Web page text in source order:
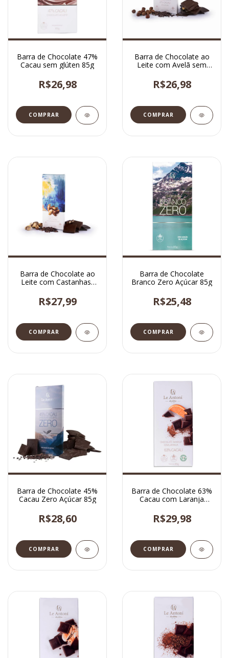
Barra de Chocolate 47%
Cacau sem glúten 85g
R$26,98
Barra de Chocolate ao
Leite com Avelã sem
R$26,98
Barra de Chocolate ao
Leite com Castanhas-
100g
R$27,99
Barra de Chocolate
Branco Zero Açúcar 85g
R$25,48
Barra de Chocolate 45%
Cacau Zero Açúcar 85g
R$28,60
Barra de Chocolate 63%
Cacau com Laranja
R$29,98